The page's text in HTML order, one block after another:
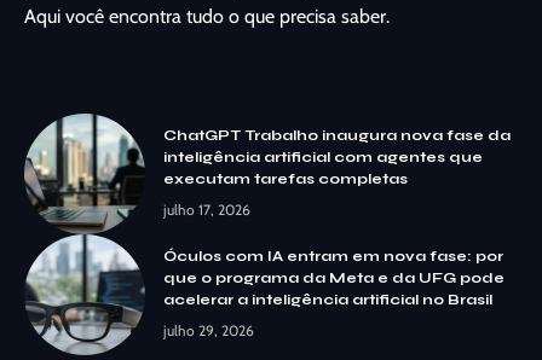
Aqui você encontra tudo o que precisa saber.
ChatGPT Trabalho inaugura nova fase da
inteligência artificial com agentes que
executam tarefas completas
julho 17, 2026
Óculos com IA entram em nova fase: por
que o programa da Meta e da UFG pode
acelerar a inteligência artificial no Brasil
julho 29, 2026